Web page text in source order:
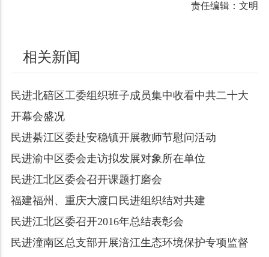
责任编辑：文明
相关新闻
民进北碚区工委组织班子成员集中收看中共二十大
开幕会盛况
民进綦江区委赴安稳镇开展教师节慰问活动
民进渝中区委会走访拟发展对象所在单位
民进江北区委会召开课题打磨会
福建福州、重庆大渡口民进组织结对共建
民进江北区委召开2016年总结表彰会
民进潼南区总支部开展涪江生态环境保护专项监督